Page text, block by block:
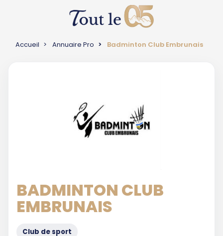
Accueil Annuaire Pro Badminton Club Embrunais
BADMINTON CLUB
EMBRUNAIS
Club de sport